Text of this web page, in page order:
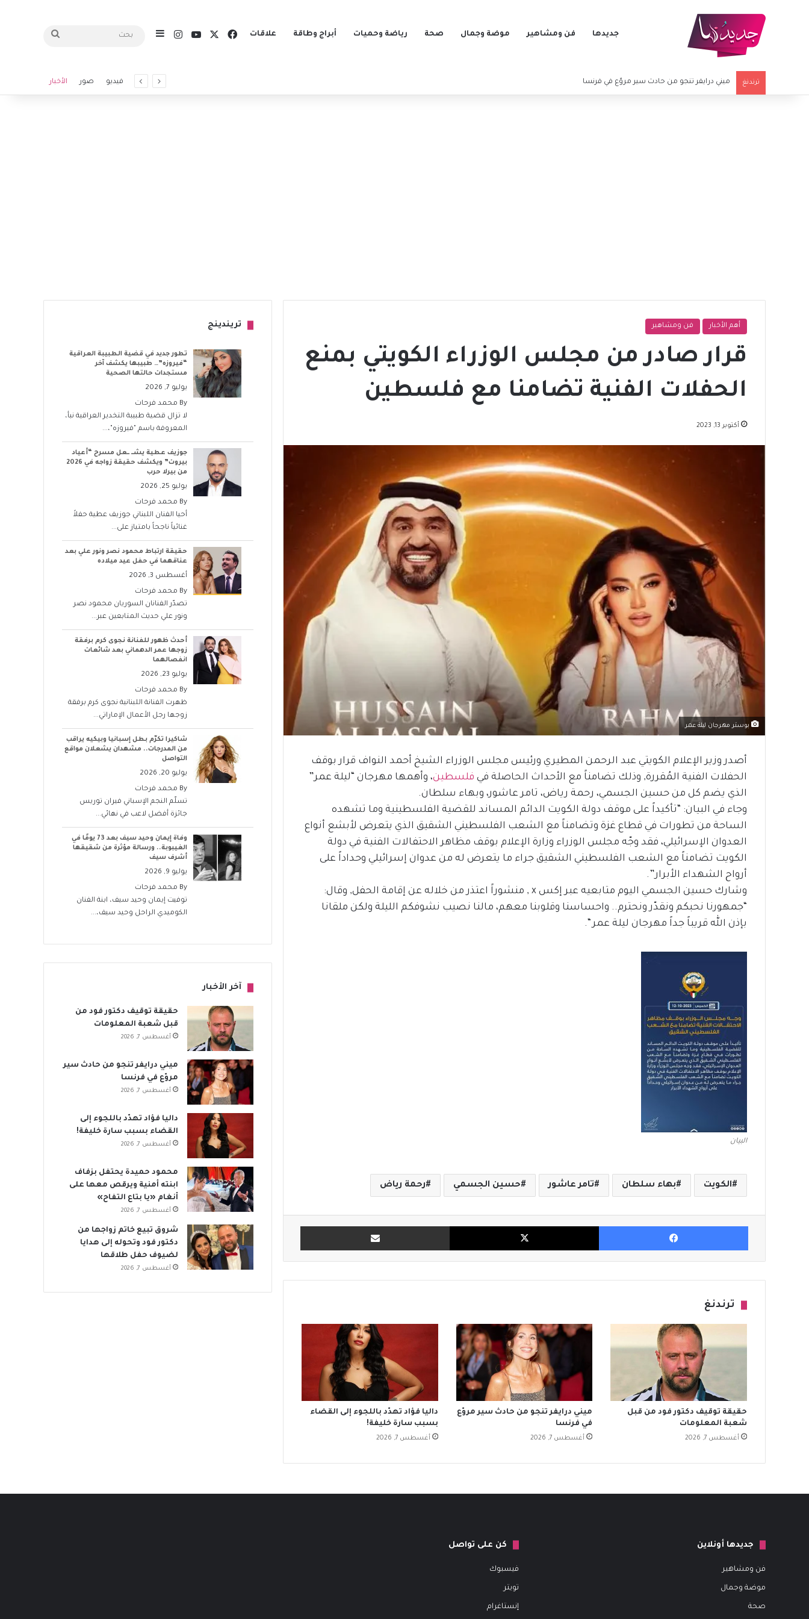
جديدها فن ومشاهير موضة وجمال صحة رياضة وحميات أبراج وطاقة علاقات فيسبوكيوتيوبانستقرامإضافة عمود جانبي بحث
ترندنغ ميني درايفر تنجو من حادث سير مروّع في فرنسا فيديو صور الأخبار
أهم الأخبار فن ومشاهير
قرار صادر من مجلس الوزراء الكويتي بمنع
الحفلات الفنية تضامنا مع فلسطين
أكتوبر 13, 2023
بوستر مهرجان ليلة عمر
أصدر وزير الإعلام الكويتي عبد الرحمن المطيري ورئيس مجلس الوزراء الشيخ أحمد النواف قرار بوقف
الحفلات الفنية المُقررة, وذلك تضامناً مع الأحداث الحاصلة في فلسطين، وأهمها مهرجان “ليلة عمر”
الذي يضم كل من حسين الجسمي، رحمة رياض، تامر عاشور، وبهاء سلطان.
وجاء في البيان: “تأكيداً على موقف دولة الكويت الدائم المساند للقضية الفلسطينية وما تشهده
الساحة من تطورات في قطاع غزة وتضامناً مع الشعب الفلسطيني الشقيق الذي يتعرض لأبشع أنواع
العدوان الإسرائيلي، فقد وجّه مجلس الوزراء وزارة الإعلام بوقف مظاهر الاحتفالات الفنية في دولة
الكويت تضامناً مع الشعب الفلسطيني الشقيق جراء ما يتعرض له من عدوان إسرائيلي وحداداً على
أرواح الشهداء الأبرار”.
وشارك حسين الجسمي اليوم متابعيه عبر إكس x , منشوراً اعتذر من خلاله عن إقامة الحفل, وقال:
“‏جمهورنا نحبكم ونقدّر ونحترم.. واحساسنا وقلوبنا معهم، مالنا نصيب نشوفكم الليلة ولكن ملقانا
بإذن الله قريباً جداً مهرجان ليلة عمر “.
البيان
الكويت بهاء سلطان تامر عاشور حسين الجسمي رحمة رياض
فيسبوك X مشاركة بالبريد
ترندنغ
حقيقة توقيف دكتور فود من قبل
شعبة المعلومات
أغسطس 7, 2026
ميني درايفر تنجو من حادث سير مروّع
في فرنسا
أغسطس 7, 2026
داليا فؤاد تهدّد باللجوء إلى القضاء
بسبب سارة خليفة!
أغسطس 7, 2026
تريندينج
تطور جديد في قضية الطبيبة العراقية
“فيروزه”… طبيبها يكشف آخر
مستجدات حالتها الصحية
يوليو 7, 2026
By محمد فرحات
لا تزال قضية طبيبة التخدير العراقية نبأ،
المعروفة باسم "فيروزه"،...
جوزيف عطية يشــ ــعل مسرح “أعياد
بيروت” ويكشف حقيقة زواجه في 2026
من بيرلا حرب
يوليو 25, 2026
By محمد فرحات
أحيا الفنان اللبناني جوزيف عطية حفلاً
غنائياً ناجحاً بامتياز على...
حقيقة ارتباط محمود نصر ونور علي بعد
عناقهما في حفل عيد ميلاده
أغسطس 3, 2026
By محمد فرحات
تصدّر الفنانان السوريان محمود نصر
ونور علي حديث المتابعين عبر...
أحدث ظهور للفنانة نجوى كرم برفقة
زوجها عمر الدهماني بعد شائعات
انفصالهما
يوليو 23, 2026
By محمد فرحات
ظهرت الفنانة اللبنانية نجوى كرم برفقة
زوجها رجل الأعمال الإماراتي...
شاكيرا تكرّم بطل إسبانيا وبيكيه يراقب
من المدرجات.. مشهدان يشعلان مواقع
التواصل
يوليو 20, 2026
By محمد فرحات
تسلّم النجم الإسباني فيران توريس
جائزة أفضل لاعب في نهائي...
وفاة إيمان وحيد سيف بعد 73 يومًا في
الغيبوبة.. ورسالة مؤثرة من شقيقها
أشرف سيف
يوليو 9, 2026
By محمد فرحات
توفيت إيمان وحيد سيف، ابنة الفنان
الكوميدي الراحل وحيد سيف،...
آخر الأخبار
حقيقة توقيف دكتور فود من
قبل شعبة المعلومات
أغسطس 7, 2026
ميني درايفر تنجو من حادث سير
مروّع في فرنسا
أغسطس 7, 2026
داليا فؤاد تهدّد باللجوء إلى
القضاء بسبب سارة خليفة!
أغسطس 7, 2026
محمود حميدة يحتفل بزفاف
ابنته أمنية ويرقص معها على
أنغام «يا بتاع التفاح»
أغسطس 7, 2026
شروق تبيع خاتم زواجها من
دكتور فود وتحوله إلى هدايا
لضيوف حفل طلاقها
أغسطس 7, 2026
جديدها أونلاين
فن ومشاهير
موضة وجمال
صحة
كن على تواصل
فيسبوك
تويتر
إنستاغرام